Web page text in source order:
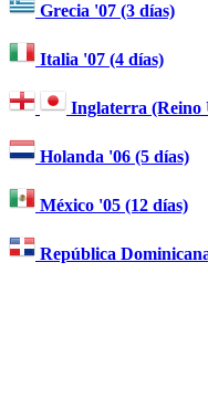
Grecia '07 (3 días)
Italia '07 (4 días)
Inglaterra (Reino
Holanda '06 (5 días)
México '05 (12 días)
República